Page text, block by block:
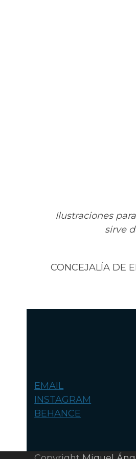
Ilustraciones
sirve
CONCEJALÍA DE
EMAIL
INSTAGRAM
BEHANCE